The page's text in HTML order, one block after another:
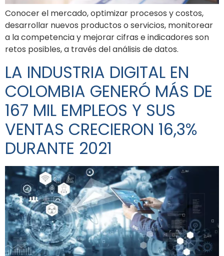
Conocer el mercado, optimizar procesos y costos,
desarrollar nuevos productos o servicios, monitorear
a la competencia y mejorar cifras e indicadores son
retos posibles, a través del análisis de datos.
LA INDUSTRIA DIGITAL EN
COLOMBIA GENERÓ MÁS DE
167 MIL EMPLEOS Y SUS
VENTAS CRECIERON 16,3%
DURANTE 2021